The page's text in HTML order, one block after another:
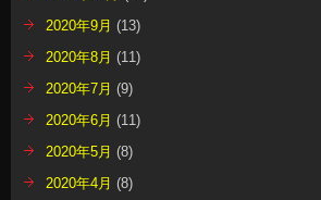
2020年9月 (13)
2020年8月 (11)
2020年7月 (9)
2020年6月 (11)
2020年5月 (8)
2020年4月 (8)